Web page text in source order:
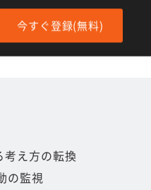
今すぐ登録(無料)
え方の転換
の監視